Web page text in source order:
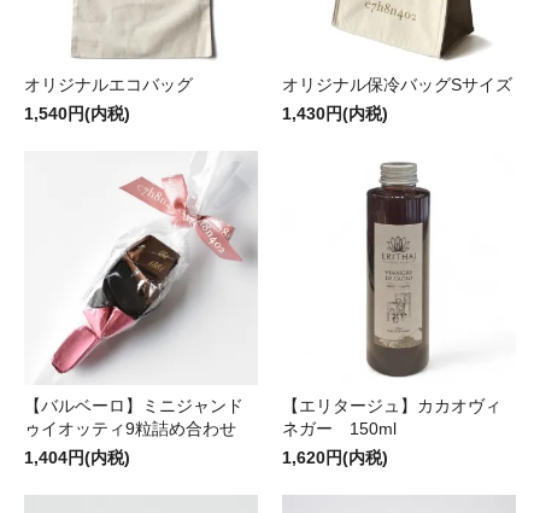
オリジナルエコバッグ
1,540円(内税)
オリジナル保冷バッグSサイズ
1,430円(内税)
【バルベーロ】ミニジャンド
ゥイオッティ9粒詰め合わせ
1,404円(内税)
【エリタージュ】カカオヴィ
ネガー 150ml
1,620円(内税)